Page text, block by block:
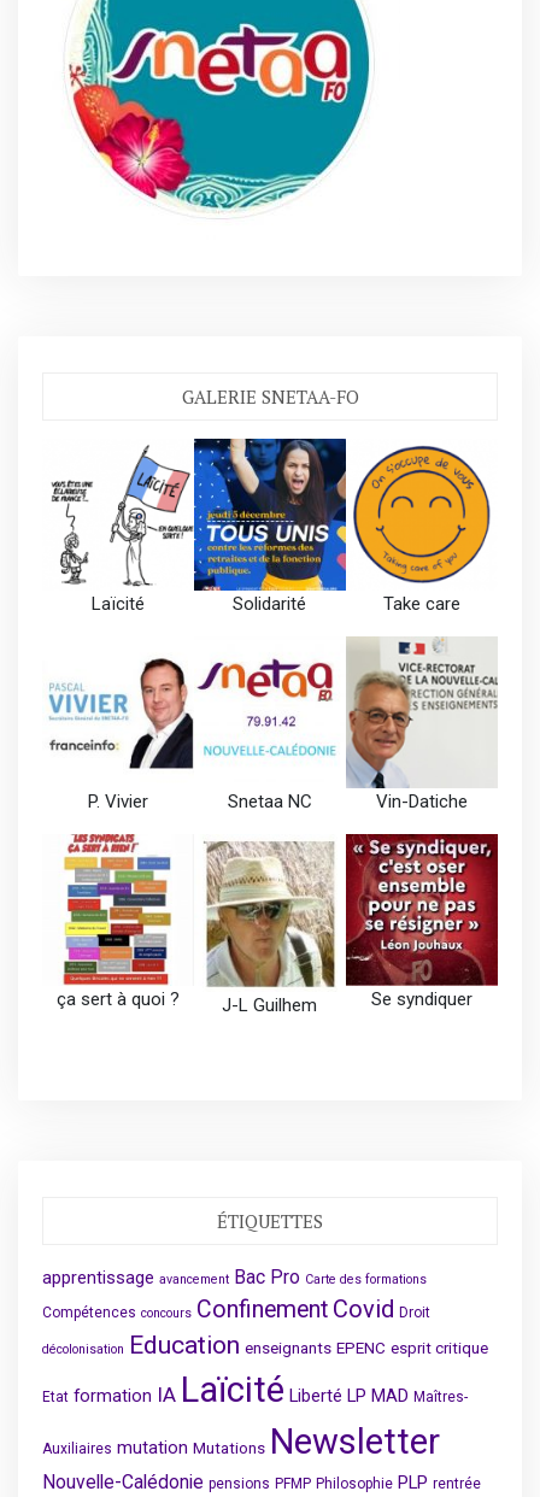
GALERIE SNETAA-FO
Laïcité Solidarité Take care
P. Vivier Snetaa NC Vin-Datiche
ça sert à quoi ? J-L Guilhem Se syndiquer
ÉTIQUETTES
apprentissage avancement Bac Pro Carte des formations
Compétences concours Confinement Covid Droit
décolonisation Education enseignants EPENC esprit critique
Etat formation IA Laïcité Liberté LP MAD Maîtres-
Auxiliaires mutation Mutations Newsletter
Nouvelle-Calédonie pensions PFMP Philosophie PLP rentrée